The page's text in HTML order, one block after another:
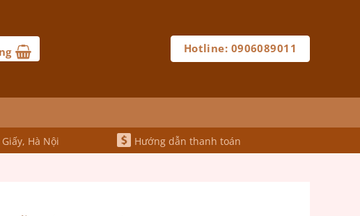
Hotline: 0906089011
Hà Nội Hướng dẫn thanh toán